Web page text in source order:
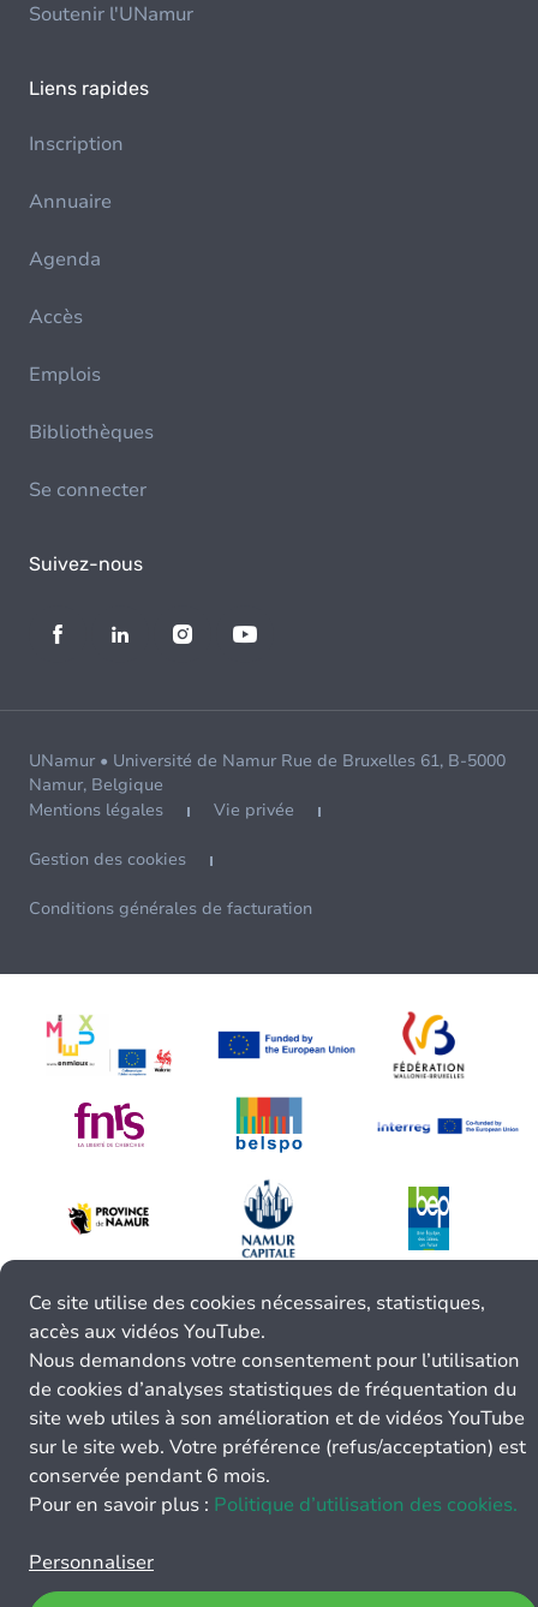
Soutenir l'UNamur
Liens rapides
Inscription
Annuaire
Agenda
Accès
Emplois
Bibliothèques
Se connecter
Suivez-nous
UNamur • Université de Namur Rue de Bruxelles 61, B-5000
Namur, Belgique
Mentions légales
Vie privée
Gestion des cookies
Conditions générales de facturation
Ce site utilise des cookies nécessaires, statistiques,
accès aux vidéos YouTube.
Nous demandons votre consentement pour l’utilisation
de cookies d’analyses statistiques de fréquentation du
site web utiles à son amélioration et de vidéos YouTube
sur le site web. Votre préférence (refus/acceptation) est
conservée pendant 6 mois.
Pour en savoir plus : Politique d’utilisation des cookies.
Personnaliser